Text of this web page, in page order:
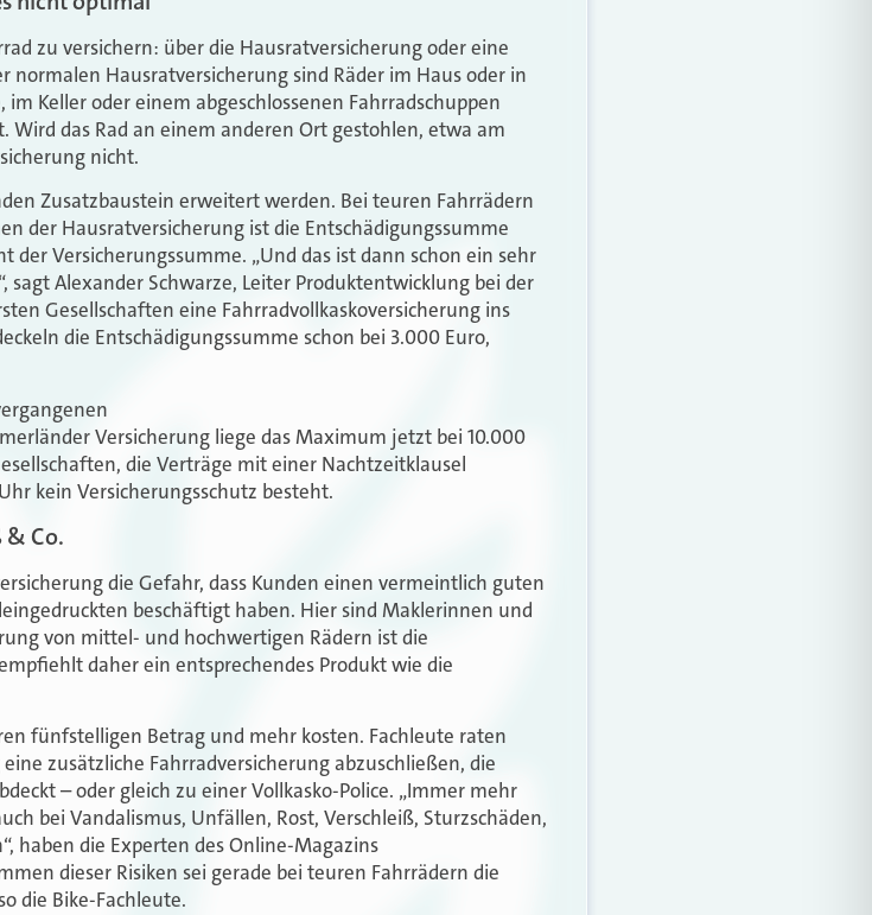
zu versichern: über die Hausratversicherung oder eine
normalen Hausratversicherung sind Räder im Haus oder in
Keller oder einem abgeschlossenen Fahrradschuppen
Wird das Rad an einem anderen Ort gestohlen, etwa am
nicht.
Zusatzbaustein erweitert werden. Bei teuren Fahrrädern
der Hausratversicherung ist die Entschädigungssumme
der Versicherungssumme. „Und das ist dann schon ein sehr
Alexander Schwarze, Leiter Produktentwicklung bei der
Gesellschaften eine Fahrradvollkaskoversicherung ins
die Entschädigungssumme schon bei 3.000 Euro,
Versicherung liege das Maximum jetzt bei 10.000
die Verträge mit einer Nachtzeitklausel
kein Versicherungsschutz besteht.
& Co.
die Gefahr, dass Kunden einen vermeintlich guten
beschäftigt haben. Hier sind Maklerinnen und
von mittel- und hochwertigen Rädern ist die
daher ein entsprechendes Produkt wie die
fünfstelligen Betrag und mehr kosten. Fachleute raten
zusätzliche Fahrradversicherung abzuschließen, die
– oder gleich zu einer Vollkasko-Police. „Immer mehr
bei Vandalismus, Unfällen, Rost, Verschleiß, Sturzschäden,
haben die Experten des Online-Magazins
dieser Risiken sei gerade bei teuren Fahrrädern die
die Bike-Fachleute.